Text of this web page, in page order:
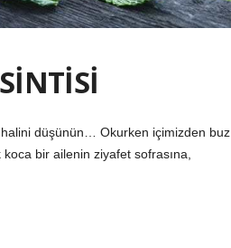
halini düşünün… Okurken içimizden buz
bir ailenin ziyafet sofrasına,